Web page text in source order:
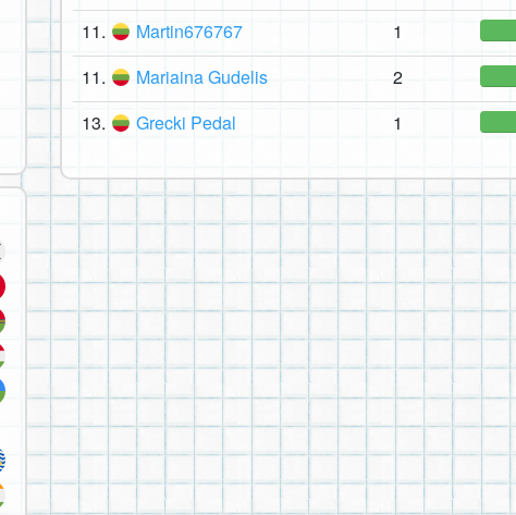
11. Martin676767 1
11. Mariaina Gudelis 2
13. Grecki Pedal 1